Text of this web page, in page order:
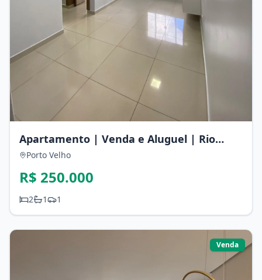
Apartamento | Venda e Aluguel | Rio
Bonito
Porto Velho
R$ 250.000
2 1 1
Venda